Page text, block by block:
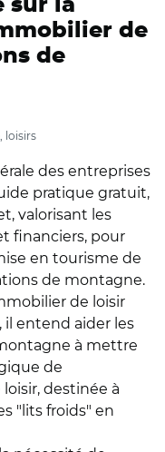
sur la
de
de
loisirs
des entreprises
pratique gratuit,
valorisant les
financiers, pour
en tourisme de
de montagne.
de loisir
il entend aider les
à mettre
de
destinée à
"lits froids" en